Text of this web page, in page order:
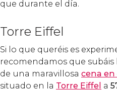
que durante el día.
Torre Eiffel
Si lo que queréis es
recomendamos que
de una maravillosa cena en
situado en la Torre Eiffel a